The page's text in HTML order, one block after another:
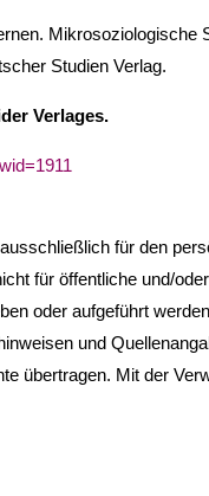
Mikrosoziologische
Studien Verlag.
Verlages.
für den
für öffentliche und/
oder aufgeführt
und
übertragen. Mit der